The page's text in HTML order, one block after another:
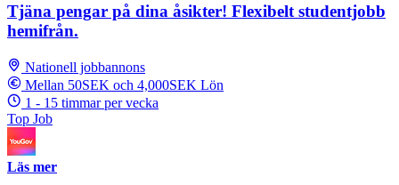
Tjäna pengar på dina åsikter! Flexibelt studentjobb
hemifrån.
Nationell jobbannons
Mellan 50SEK och 4,000SEK Lön
1 - 15 timmar per vecka
Top Job
Läs mer